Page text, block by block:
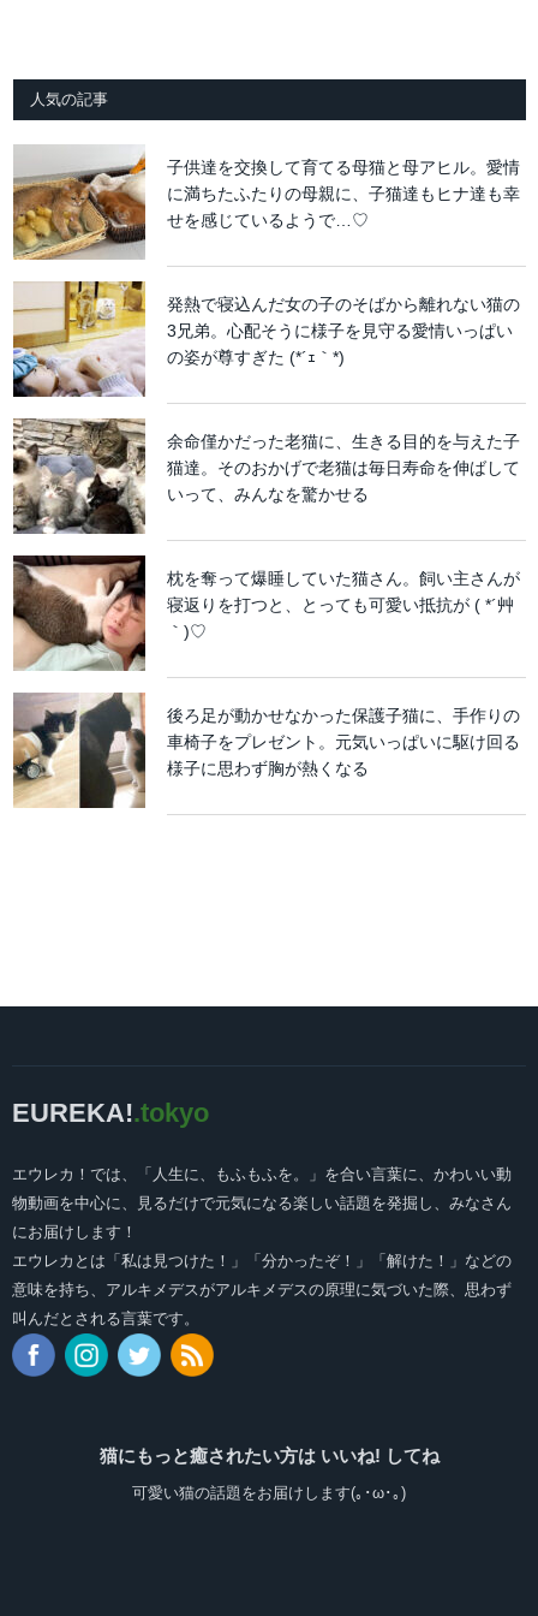
人気の記事
子供達を交換して育てる母猫と母アヒル。愛情
に満ちたふたりの母親に、子猫達もヒナ達も幸
せを感じているようで…♡
発熱で寝込んだ女の子のそばから離れない猫の
3兄弟。心配そうに様子を見守る愛情いっぱい
の姿が尊すぎた (*´ｪ｀*)
余命僅かだった老猫に、生きる目的を与えた子
猫達。そのおかげで老猫は毎日寿命を伸ばして
いって、みんなを驚かせる
枕を奪って爆睡していた猫さん。飼い主さんが
寝返りを打つと、とっても可愛い抵抗が ( *´艸
｀)♡
後ろ足が動かせなかった保護子猫に、手作りの
車椅子をプレゼント。元気いっぱいに駆け回る
様子に思わず胸が熱くなる
EUREKA!.tokyo
エウレカ！では、「人生に、もふもふを。」を合い言葉に、かわいい動
物動画を中心に、見るだけで元気になる楽しい話題を発掘し、みなさん
にお届けします！
エウレカとは「私は見つけた！」「分かったぞ！」「解けた！」などの
意味を持ち、アルキメデスがアルキメデスの原理に気づいた際、思わず
叫んだとされる言葉です。
猫にもっと癒されたい方は いいね! してね
可愛い猫の話題をお届けします(｡･ω･｡)